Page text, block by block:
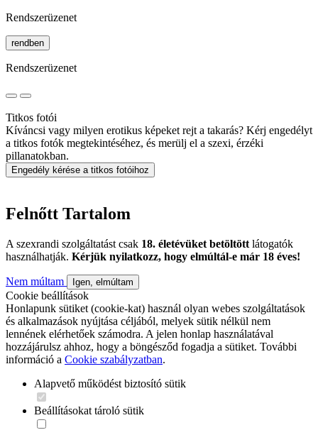
Rendszerüzenet
rendben
Rendszerüzenet
Titkos fotói
Kíváncsi vagy milyen erotikus képeket rejt a takarás? Kérj engedélyt
a titkos fotók megtekintéséhez, és merülj el a szexi, érzéki
pillanatokban.
Engedély kérése a titkos fotóihoz
Felnőtt Tartalom
A szexrandi szolgáltatást csak 18. életévüket betöltött látogatók
használhatják. Kérjük nyilatkozz, hogy elmúltál-e már 18 éves!
Nem múltam Igen, elmúltam
Cookie beállítások
Honlapunk sütiket (cookie-kat) használ olyan webes szolgáltatások
és alkalmazások nyújtása céljából, melyek sütik nélkül nem
lennének elérhetőek számodra. A jelen honlap használatával
hozzájárulsz ahhoz, hogy a böngésződ fogadja a sütiket. További
információ a Cookie szabályzatban.
Alapvető működést biztosító sütik
Beállításokat tároló sütik